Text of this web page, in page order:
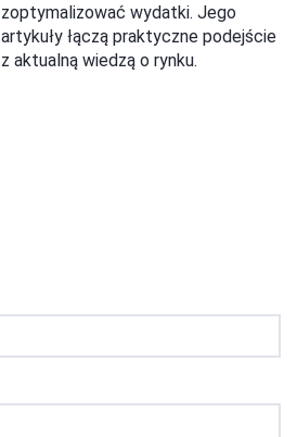
zoptymalizować wydatki. Jego
artykuły łączą praktyczne podejście
z aktualną wiedzą o rynku.